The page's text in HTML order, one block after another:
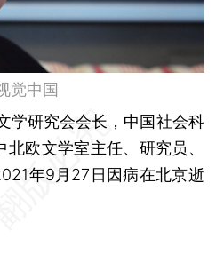
觉中国
学研究会会长，中国社会科
欧文学室主任、研究员、
年9月27日因病在北京逝